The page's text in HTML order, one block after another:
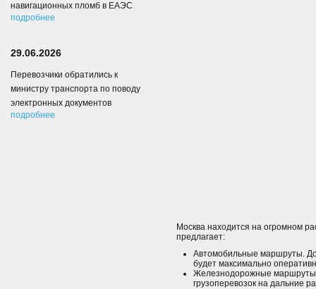
Москва находится на огромном
предлагает:
Автомобильные маршруты.
будет максимально
Железнодорожные
грузоперевозок на дальние
навигационных пломб в ЕАЭС
подробнее
29.06.2026
Перевозчики обратились к
министру транспорта по поводу
электронных документов
подробнее